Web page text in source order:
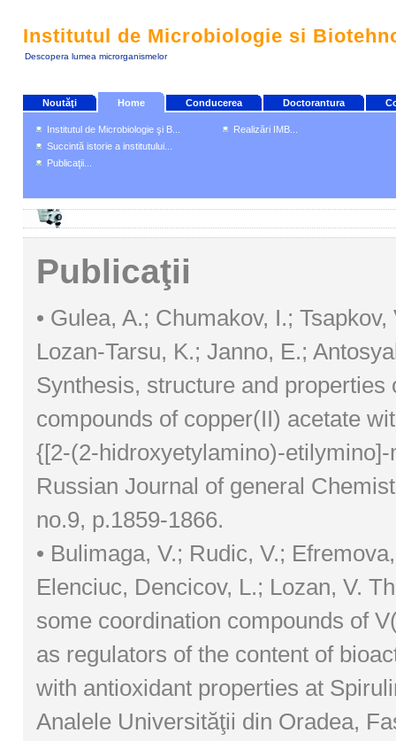
Institutul de Microbiologie si
Descopera lumea microrganismelor
Noutăţi Home Conducerea Doctorantura
Institutul de Microbiologie şi B...
Succintă istorie a institutului...
Publicaţii...
Realizări IMB...
Publicaţii
• Gulea, A.; Chumakov, I.; Tsapkov,
Lozan-Tarsu, K.; Janno, E.;
Synthesis, structure and properties
compounds of copper(II) acetate
{[2-(2-hidroxyetylamino)-
Russian Journal of general
no.9, p.1859-1866.
• Bulimaga, V.; Rudic, V.;
Elenciuc, Dencicov, L.; Lozan, V.
some coordination compounds of
as regulators of the content of
with antioxidant properties at
Analele Universităţii din Oradea,